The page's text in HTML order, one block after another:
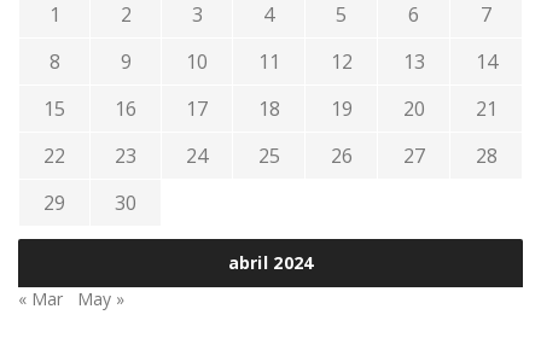
abril 2024
1 2 3 4 5 6
7
8
9 10 11 12 13
14
15
16 17 18 19 20
21
22
23 24 25 26 27
28
29
30
« Mar May »